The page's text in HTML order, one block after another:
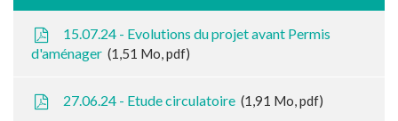
15.07.24 - Evolutions du projet avant Permis
d'aménager
1,51 Mo, pdf
27.06.24 - Etude circulatoire 1,91 Mo, pdf